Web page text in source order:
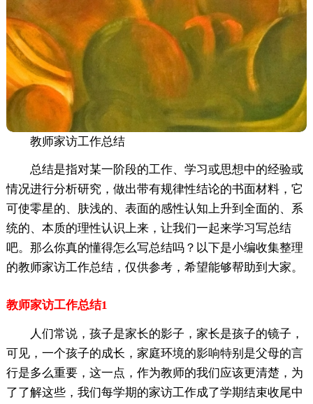
教师家访工作总结
总结是指对某一阶段的工作、学习或思想中的经验或
情况进行分析研究，做出带有规律性结论的书面材料，它
可使零星的、肤浅的、表面的感性认知上升到全面的、系
统的、本质的理性认识上来，让我们一起来学习写总结
吧。那么你真的懂得怎么写总结吗？以下是小编收集整理
的教师家访工作总结，仅供参考，希望能够帮助到大家。
教师家访工作总结1
人们常说，孩子是家长的影子，家长是孩子的镜子，
可见，一个孩子的成长，家庭环境的影响特别是父母的言
行是多么重要，这一点，作为教师的我们应该更清楚，为
了了解这些，我们每学期的家访工作成了学期结束收尾中